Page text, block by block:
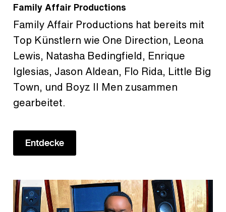
Family Affair Productions
Family Affair Productions hat bereits mit
Top Künstlern wie One Direction, Leona
Lewis, Natasha Bedingfield, Enrique
Iglesias, Jason Aldean, Flo Rida, Little Big
Town, und Boyz II Men zusammen
gearbeitet.
Entdecke